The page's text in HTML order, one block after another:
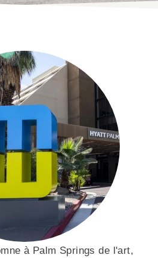
à Palm Springs de l'art,